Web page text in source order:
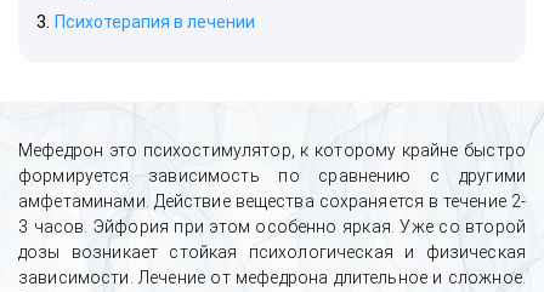
Психотерапия в лечении
Мефедрон это психостимулятор, к которому крайне быстро
формируется зависимость по сравнению с другими
амфетаминами. Действие вещества сохраняется в течение 2-
3 часов. Эйфория при этом особенно яркая. Уже со второй
дозы возникает стойкая психологическая и физическая
зависимости. Лечение от мефедрона длительное и сложное.